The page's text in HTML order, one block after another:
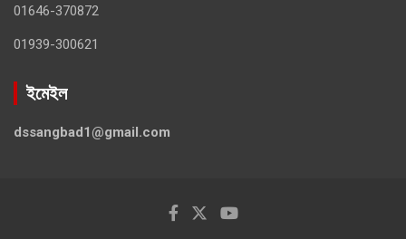
01646-370872
01939-300621
ইমেইল
dssangbad1@gmail.com